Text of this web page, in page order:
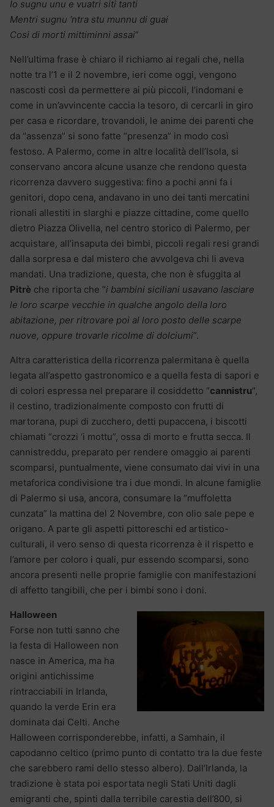
Io sugnu unu e vuatri siti tanti
Mentri sugnu ‘ntra stu munnu di guai
Cosi di morti mittiminni assai”
Nell’ultima frase è chiaro il richiamo ai regali che, nella
notte tra l’1 e il 2 novembre, ieri come oggi, vengono
nascosti così da permettere ai più piccoli, l’indomani e
come in un’avvincente caccia la tesoro, di cercarli in giro
per casa e ricordare, trovandoli, le anime dei parenti che
da “assenza” si sono fatte “presenza” in modo così
festoso. A Palermo, come in altre località dell’Isola, si
conservano ancora alcune usanze che rendono questa
ricorrenza davvero suggestiva: fino a pochi anni fa i
genitori, dopo cena, andavano in uno dei tanti mercatini
rionali allestiti in slarghi e piazze cittadine, come quello
dietro Piazza Olivella, nel centro storico di Palermo, per
acquistare, all’insaputa dei bimbi, piccoli regali resi grandi
dalla sorpresa e dal mistero che avvolgeva chi li aveva
mandati. Una tradizione, questa, che non è sfuggita al
Pitrè che riporta che “i bambini siciliani usavano lasciare
le loro scarpe vecchie in qualche angolo della loro
abitazione, per ritrovare poi al loro posto delle scarpe
nuove, oppure trovarle ricolme di dolciumi“.
Altra caratteristica della ricorrenza palermitana è quella
legata all’aspetto gastronomico e a quella festa di sapori e
di colori espressa nel preparare il cosiddetto “cannistru“,
il cestino, tradizionalmente composto con frutti di
martorana, pupi di zucchero, detti pupaccena, i biscotti
chiamati “crozzi ‘i mottu”, ossa di morto e frutta secca. Il
cannistreddu, preparato per rendere omaggio ai parenti
scomparsi, puntualmente, viene consumato dai vivi in una
metaforica condivisione tra i due mondi. In alcune famiglie
di Palermo si usa, ancora, consumare la “muffoletta
cunzata” la mattina del 2 Novembre, con olio sale pepe e
origano. A parte gli aspetti pittoreschi ed artistico-
culturali, il vero senso di questa ricorrenza è il rispetto e
l’amore per coloro i quali, pur essendo scomparsi, sono
ancora presenti nelle proprie famiglie con manifestazioni
di affetto tangibili, che per i bimbi sono i doni.
Halloween
Forse non tutti sanno che
la festa di Halloween non
nasce in America, ma ha
origini antichissime
rintracciabili in Irlanda,
quando la verde Erin era
dominata dai Celti. Anche
Halloween corrisponderebbe, infatti, a Samhain, il
capodanno celtico (primo punto di contatto tra la due feste
che sarebbero rami dello stesso albero). Dall’Irlanda, la
tradizione è stata poi esportata negli Stati Uniti dagli
emigranti che, spinti dalla terribile carestia dell’800, si